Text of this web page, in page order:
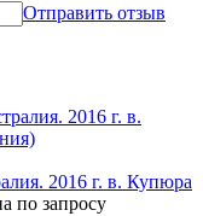
Отправить отзыв
2016 г. в. Купюра
по запросу